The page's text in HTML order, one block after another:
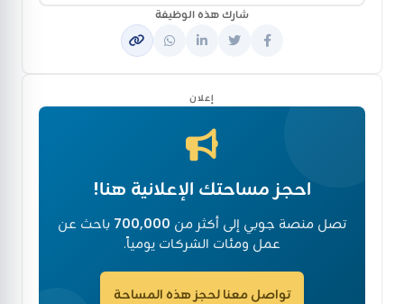
شارك هذه الوظيفة
إعلان
احجز مساحتك الإعلانية هنا!
تصل منصة جوبي إلى أكثر من 700,000 باحث عن
عمل ومئات الشركات يومياً.
تواصل معنا لحجز هذه المساحة